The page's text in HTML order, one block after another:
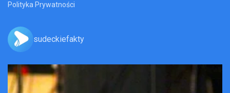
Polityka Prywatności
sudeckiefakty